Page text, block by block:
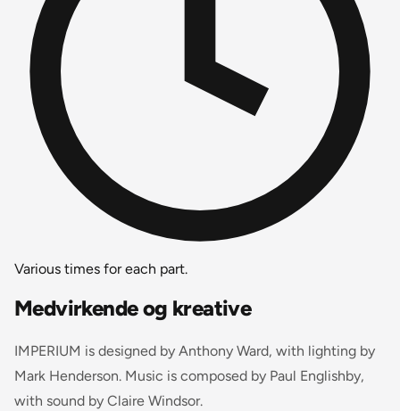
Various times for each part.
Medvirkende og kreative
IMPERIUM is designed by Anthony Ward, with lighting by
Mark Henderson. Music is composed by Paul Englishby,
with sound by Claire Windsor.